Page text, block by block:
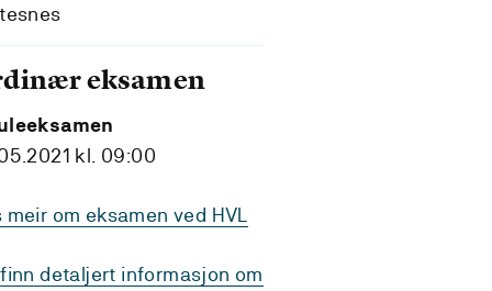
eksamen
kl. 09:00
meir om eksamen ved HVL
detaljert informasjon om